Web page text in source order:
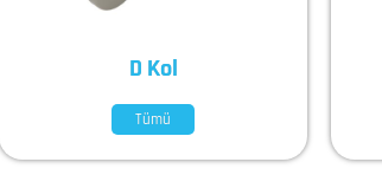
D Kol
Tümü